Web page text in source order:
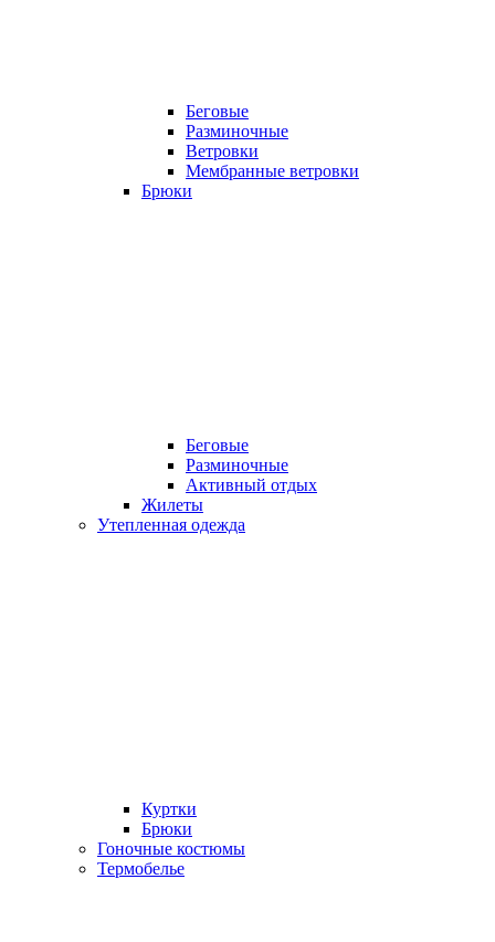
Беговые
Разминочные
Ветровки
Мембранные ветровки
Брюки
Беговые
Разминочные
Активный отдых
Жилеты
Утепленная одежда
Куртки
Брюки
Гоночные костюмы
Термобелье